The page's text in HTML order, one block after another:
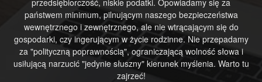
państwem minimum, pilnującym naszego bezpieczeństwa
wewnętrznego i zewnętrznego, ale nie wtrącającym się do
gospodarki, czy ingerującym w życie rodzinne. Nie przepadamy
za "polityczną poprawnością", ograniczającą wolność słowa i
usiłującą narzucić "jedynie słuszny" kierunek myślenia. Warto tu
zajrzeć!